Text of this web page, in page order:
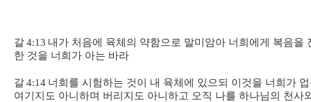
갈4:13 내가 처음에 육체의 약함으로 말미암아 너희에게 복음을
한 것을 너희가 아는 바라
갈4:14 너희를 시험하는 것이 내 육체에 있으되 이것을 너희가
여기지도 아니하며 버리지도 아니하고 오직 나를 하나님의 천사